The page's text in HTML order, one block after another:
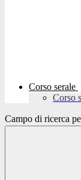
Corso serale
Corso
Campo di ricerca